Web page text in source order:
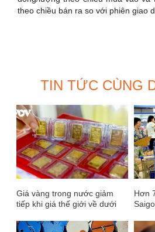
theo chiều bán ra so với phiên giao
TIN TỨC CÙNG
Giá vàng trong nước giảm
tiếp khi giá thế giới về dưới
Hơn